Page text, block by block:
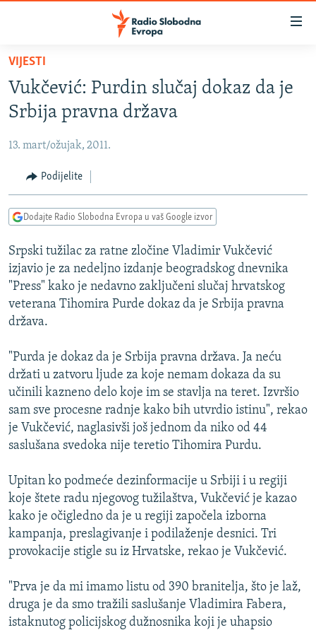
Pređite
glavni
sadržaj
na
navigaciju
Pređite
na
VIJESTI
BOSNA I HERCEGOVINA
SRBIJA
KOSOVO
CRNA GORA
VIDEO
FOTOGALERIJE
INFOGRAFIKE
PODCASTI
RAT U UKRAJINI
KINA NA BALKANU
RSE PRIČE IZ SVIJETA
ISPRIČAJ MI
DNEVNO@RSE
SPECIJALI RSE
VIŠE OD NASLOVA
GENOCID U SREBRENICI
TV LIBERTY
POST SCRIPTUM
MOJA EVROPA
TRI DECENIJE OD RATA U BIH
SVE KARTE DEJTONA
NASTANAK I RASPAD JUGOSLAVIJE
PRATITE NAS
Sve RFE/RL stranice
VIJESTI
Vukčević: Purdin slučaj dokaz da je
Srbija pravna država
13. mart/ožujak, 2011.
Podijelite
Dodajte Radio Slobodna Evropa u vaš Google izvor
Srpski tužilac za ratne zločine Vladimir Vukčević
izjavio je za nedeljno izdanje beogradskog dnevnika
"Press" kako je nedavno zaključeni slučaj hrvatskog
veterana Tihomira Purde dokaz da je Srbija pravna
država.
"Purda je dokaz da je Srbija pravna država. Ja neću
držati u zatvoru ljude za koje nemam dokaza da su
učinili kazneno delo koje im se stavlja na teret. Izvršio
sam sve procesne radnje kako bih utvrdio istinu", rekao
je Vukčević, naglasivši još jednom da niko od 44
saslušana svedoka nije teretio Tihomira Purdu.
Upitan ko podmeće dezinformacije u Srbiji i u regiji
koje štete radu njegovog tužilaštva, Vukčević je kazao
kako je očigledno da je u regiji započela izborna
kampanja, preslagivanje i podilaženje desnici. Tri
provokacije stigle su iz Hrvatske, rekao je Vukčević.
"Prva je da mi imamo listu od 390 branitelja, što je laž,
druga je da smo tražili saslušanje Vladimira Fabera,
istaknutog policijskog dužnosnika koji je uhapsio